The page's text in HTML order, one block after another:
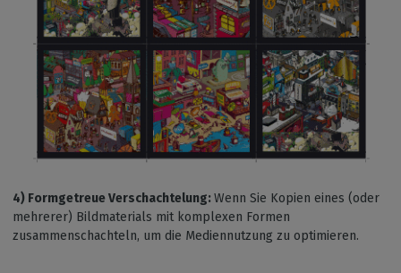
4) Formgetreue Verschachtelung:Wenn Sie Kopien eines (oder
mehrerer) Bildmaterials mit komplexen Formen
zusammenschachteln, um die Mediennutzung zu optimieren.